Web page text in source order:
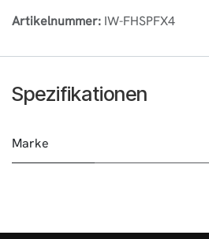
Artikelnummer: IW-FHSPFX4
Spezifikationen
Marke